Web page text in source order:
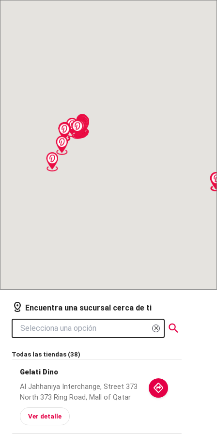
distance Encuentra una sucursal cerca de ti
close search
Todas las tiendas (38)
Gelati Dino
Al Jahhaniya Interchange, Street 373
North 373 Ring Road, Mall of Qatar
Ver detalle
directions